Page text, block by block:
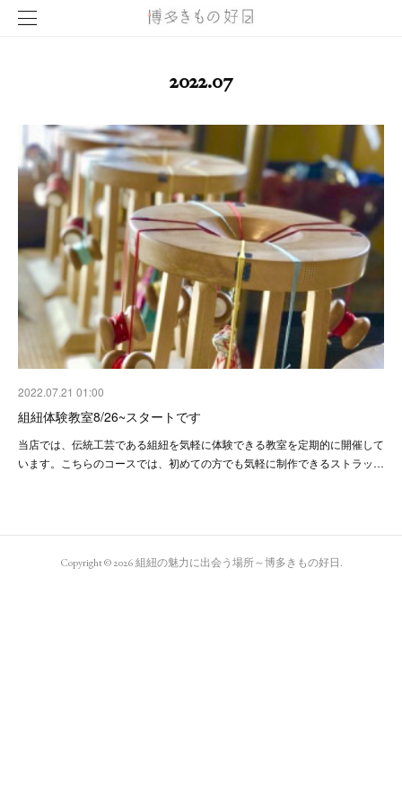
2022.07
2022.07.21 01:00
組紐体験教室8/26~スタートです
当店では、伝統工芸である組紐を気軽に体験できる教室を定期的に開催して
います。こちらのコースでは、初めての方でも気軽に制作できるストラッ…
Copyright ©2026組紐の魅力に出会う場所～博多きもの好日.